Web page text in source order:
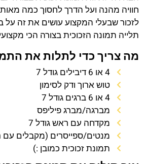
חוויה מהנה ועל הדרך לחסוך כמה
לזכור שבעלי המקצוע עושים את זה על
תלייה תמונה הזכוכית בצורה הכי
מה צריך כדי לתלות את
4 או 6 דיבילים גודל 7
טוש ארוך ודק לסימון
4 או 6 ברגים גודל 7
מברגה/מברג פיליפס
מקדחה עם ראש גודל 7
מנטים/ספייסרים (מקבלים עם
תמונת זכוכית כמובן :)